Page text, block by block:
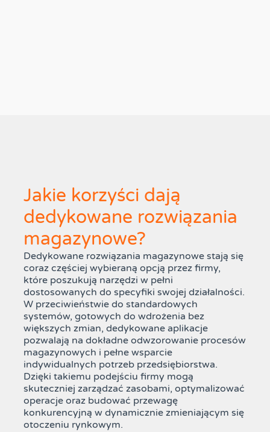
Jakie korzyści dają
dedykowane rozwiązania
magazynowe?
Dedykowane rozwiązania magazynowe stają się
coraz częściej wybieraną opcją przez firmy,
które poszukują narzędzi w pełni
dostosowanych do specyfiki swojej działalności.
W przeciwieństwie do standardowych
systemów, gotowych do wdrożenia bez
większych zmian, dedykowane aplikacje
pozwalają na dokładne odwzorowanie procesów
magazynowych i pełne wsparcie
indywidualnych potrzeb przedsiębiorstwa.
Dzięki takiemu podejściu firmy mogą
skuteczniej zarządzać zasobami, optymalizować
operacje oraz budować przewagę
konkurencyjną w dynamicznie zmieniającym się
otoczeniu rynkowym.